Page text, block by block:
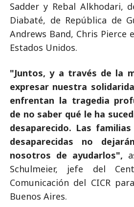
Sadder y Rebal Alkhodari,
Diabaté, de República de
Andrews Band, Chris Pierce
Estados Unidos.
"Juntos, y a través de la
expresar nuestra
enfrentan la tragedia
de no saber qué le ha
desaparecido. Las
desaparecidas no
nosotros de ayudarlos",
Schulmeier, jefe del
Comunicación del CICR
Buenos Aires.